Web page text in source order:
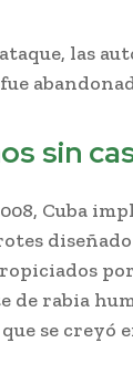
las
sin
Cuba
de rabia
se creyó